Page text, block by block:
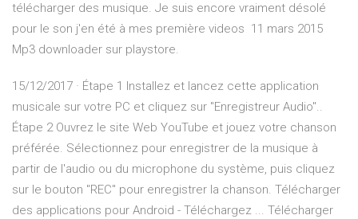
télécharger des musique. Je suis encore vraiment désolé
pour le son j'en été à mes première videos 11 mars 2015
Mp3 downloader sur playstore.
15/12/2017 · Étape 1 Installez et lancez cette application
musicale sur votre PC et cliquez sur "Enregistreur Audio"..
Étape 2 Ouvrez le site Web YouTube et jouez votre chanson
préférée. Sélectionnez pour enregistrer de la musique à
partir de l'audio ou du microphone du système, puis cliquez
sur le bouton "REC" pour enregistrer la chanson. Télécharger
des applications pour Android - Téléchargez ... Télécharger